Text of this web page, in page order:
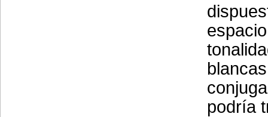
podría